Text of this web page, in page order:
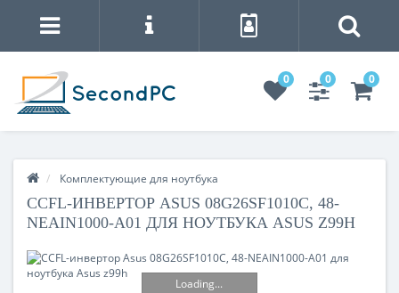
0 0 0
Комплектующие для ноутбука
CCFL-ИНВЕРТОР ASUS 08G26SF1010C, 48-
NEAIN1000-A01 ДЛЯ НОУТБУКА ASUS Z99H
Loading...